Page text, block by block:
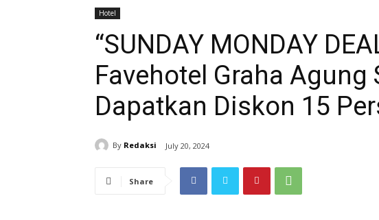
Hotel
“SUNDAY MONDAY
Favehotel Graha Agung
Dapatkan Diskon 15
By Redaksi July 20, 2024
Share